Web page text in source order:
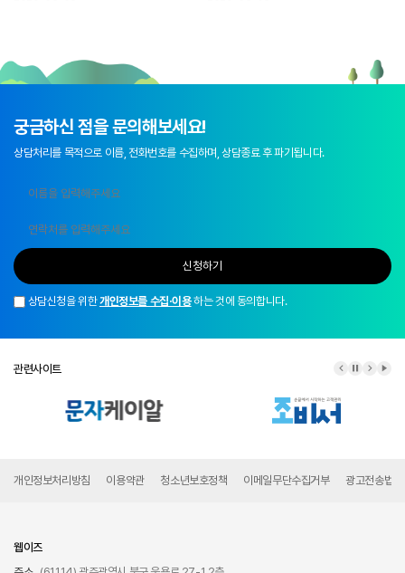
궁금하신 점을 문의해보세요!
상담처리를 목적으로 이름, 전화번호를 수집하며, 상담종료 후 파기됩니다.
신청하기
상담신청을 위한개인정보를 수집·이용하는 것에 동의합니다.
관련사이트 이전 배너
배너 정지
다음 배
배
개인정보처리방침 이용약관 청소년보호정책 이메일무단수집거부 광고전송법
웹이즈